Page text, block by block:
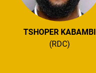
TSHOPER KABAMBI
(RDC)